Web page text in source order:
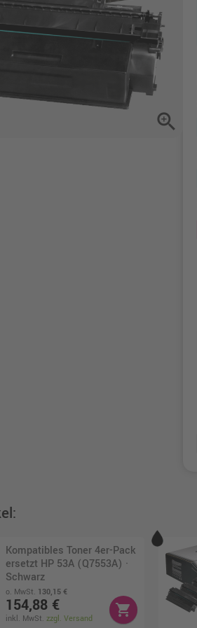
zoom_in
Kompatibles Toner 4er-Pack
ersetzt HP 53A (Q7553A) ·
Schwarz
o. MwSt. 130,15 €
154,88 €
inkl. MwSt. zzgl. Versand
shopping_cart